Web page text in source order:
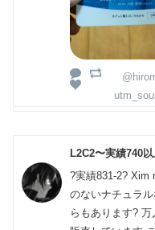
L2C2〜実績740
?実績831-2? Xim
のないナチュラ
らもあります?